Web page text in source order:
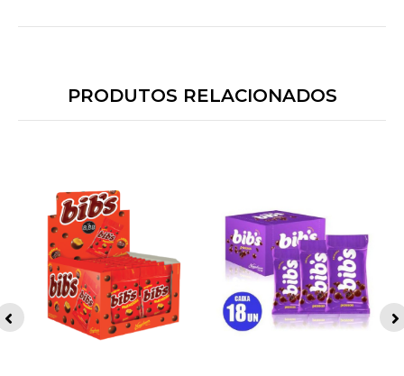
PRODUTOS RELACIONADOS